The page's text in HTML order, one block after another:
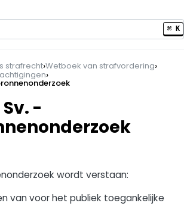
⌘ K
strafrecht›Wetboek van strafvordering›
›
-
wordt verstaan:
van voor het publiek toegankelijke